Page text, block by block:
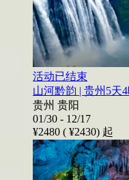
活动已结束
山河黔韵 | 贵州5天
贵州 贵阳
01/30 - 12/17
¥2480 ( ¥2430) 起